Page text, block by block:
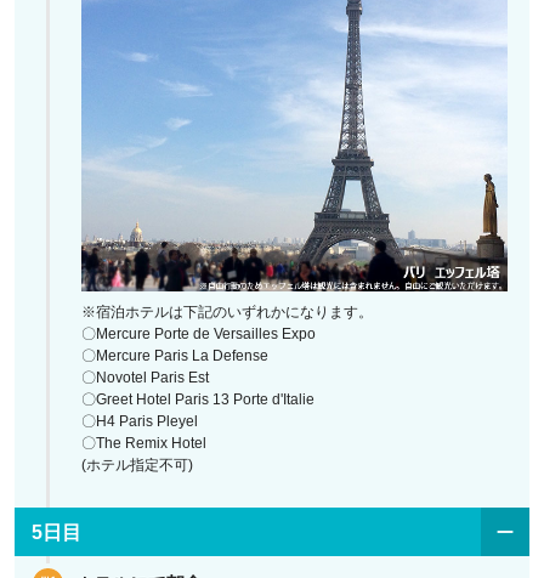
※宿泊ホテルは下記のいずれかになります。
〇Mercure Porte de Versailles Expo
〇Mercure Paris La Defense
〇Novotel Paris Est
〇Greet Hotel Paris 13 Porte d'Italie
〇H4 Paris Pleyel
〇The Remix Hotel
(ホテル指定不可)
5日目